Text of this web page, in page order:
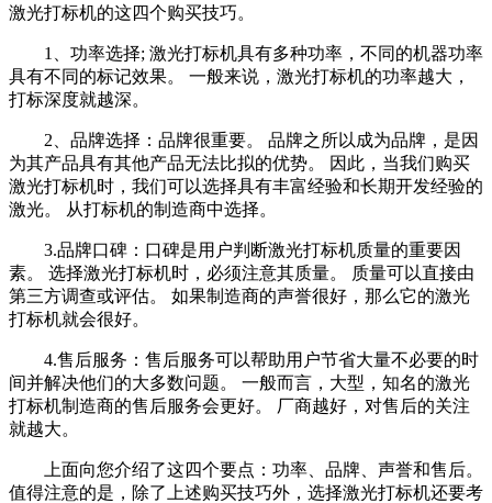
激光打标机的这四个购买技巧。
1、功率选择; 激光打标机具有多种功率，不同的机器功率
具有不同的标记效果。 一般来说，激光打标机的功率越大，
打标深度就越深。
2、品牌选择：品牌很重要。 品牌之所以成为品牌，是因
为其产品具有其他产品无法比拟的优势。 因此，当我们购买
激光打标机时，我们可以选择具有丰富经验和长期开发经验的
激光。 从打标机的制造商中选择。
3.品牌口碑：口碑是用户判断激光打标机质量的重要因
素。 选择激光打标机时，必须注意其质量。 质量可以直接由
第三方调查或评估。 如果制造商的声誉很好，那么它的激光
打标机就会很好。
4.售后服务：售后服务可以帮助用户节省大量不必要的时
间并解决他们的大多数问题。 一般而言，大型，知名的激光
打标机制造商的售后服务会更好。 厂商越好，对售后的关注
就越大。
上面向您介绍了这四个要点：功率、品牌、声誉和售后。
值得注意的是，除了上述购买技巧外，选择激光打标机还要考